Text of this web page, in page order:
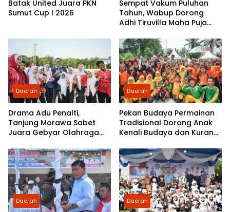
Batak United Juara PKN
Sumut Cup I 2026
Sempat Vakum Puluhan
Tahun, Wabup Dorong
Adhi Tiruvilla Maha Puja
Daerah
Drama Adu Penalti,
Tanjung Morawa Sabet
Juara Gebyar Olahraga
Daerah
Pekan Budaya Permainan
Tradisional Dorong Anak
Kenali Budaya dan Kurangi
Daerah Daerah